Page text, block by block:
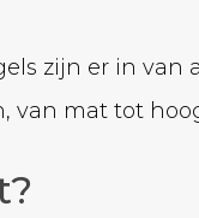
zijn er in
van mat tot